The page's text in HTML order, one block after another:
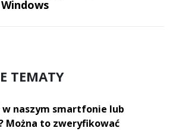
TEMATY
w naszym smartfonie lub
Można to zweryfikować